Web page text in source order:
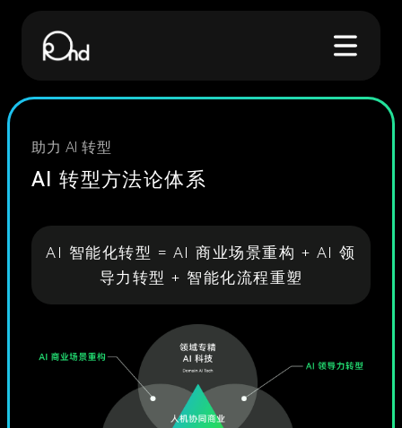
案例
AI生态
hi@pondinnovation.com
助力 AI 转型
AI 转型方法论体系
AI 智能化转型 = AI 商业场景重构 + AI 领
导力转型 + 智能化流程重塑